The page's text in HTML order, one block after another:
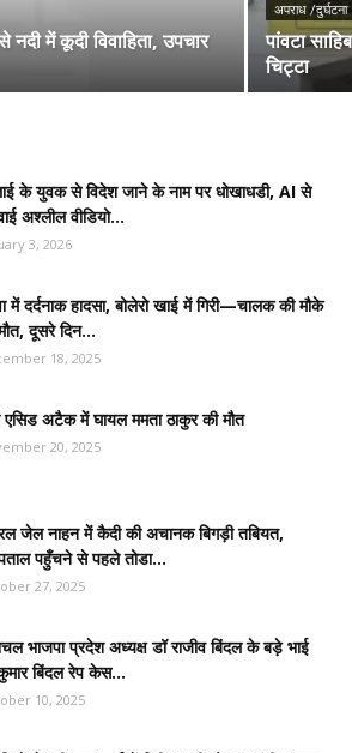
नदी में कूदी विवाहिता, उपचार
अपराध /दुर्घटना
पांवटा
चिट्टा
के युवक से विदेश जाने के नाम पर धोखाधडी, AI से
अश्लील वीडियो...
3, 2026
में दर्दनाक हादसा, बोलेरो खाई में गिरी—चालक की मौके
दूसरे दिन...
18, 2025
एसिड अटैक में घायल ममता ठाकुर की मौत
20, 2025
जेल नाहन में कैदी की अचानक बिगड़ी तबियत,
पहुँचने से पहले तोडा...
27, 2025
भाजपा प्रदेश अध्यक्ष डॉ राजीव बिंदल के बड़े भाई
बिंदल रेप केस...
10, 2025